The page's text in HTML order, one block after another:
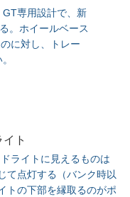
専用設計で、新
。ホイールベース
に対し、トレー
ライトに見えるものは
て点灯する（バンク時以
トの下部を縁取るのがポ